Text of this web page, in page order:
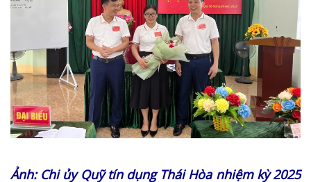
Ảnh: Chi ủy Quỹ tín dụng Thái Hòa nhiệm kỳ 2025